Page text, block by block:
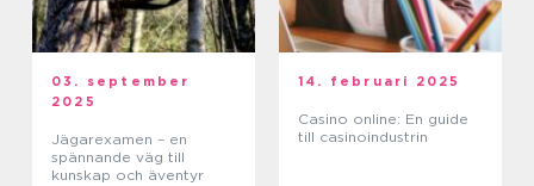
03. september
2025
Jägarexamen – en
spännande väg till
kunskap och äventyr
14. februari 2025
Casino online: En guide
till casinoindustrin